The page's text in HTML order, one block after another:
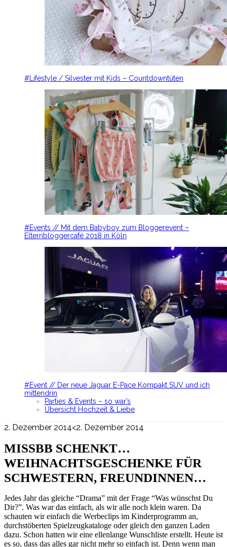
#Lifestyle / Silvester mit Kids – Countdowntüten
#Events // Mit dem Babyboy zum Bloggerevent –
Elternbloggercafé 2018 in Köln
#Event // Der neue Jaguar E-Pace Kompakt SUV und ich
mittendrin
Parties & Events – so war’s
Übersicht Hochzeit & Liebe
2. Dezember 2014<2. Dezember 2014
MISSBB SCHENKT…
WEIHNACHTSGESCHENKE FÜR
SCHWESTERN, FREUNDINNEN…
Jedes Jahr das gleiche “Drama” mit der Frage “Was wünschst Du
Dir?”. Was war das einfach, als wir alle noch klein waren. Da
schauten wir einfach die Werbeclips im Kinderprogramm an,
durchstöberten Spielzeugkataloge oder gleich den ganzen Laden
dazu. Schon hatten wir eine ellenlange Wunschliste erstellt. Heute ist
es so, dass das alles gar nicht mehr so einfach ist. Denn wenn man